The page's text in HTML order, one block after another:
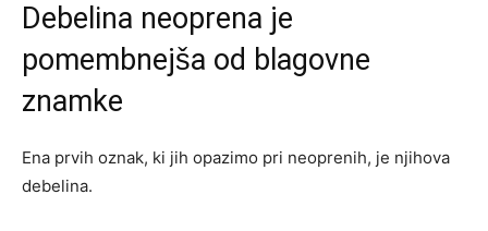
Debelina neoprena je
pomembnejša od blagovne
znamke
Ena prvih oznak, ki jih opazimo pri neoprenih, je njihova
debelina.